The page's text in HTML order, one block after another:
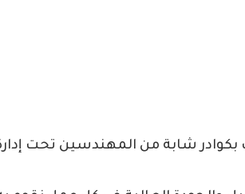
شابة من المهندسين تحت